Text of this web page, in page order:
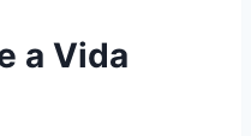
a Vida